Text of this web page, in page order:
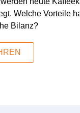
Welche Vorteile
Bilanz?